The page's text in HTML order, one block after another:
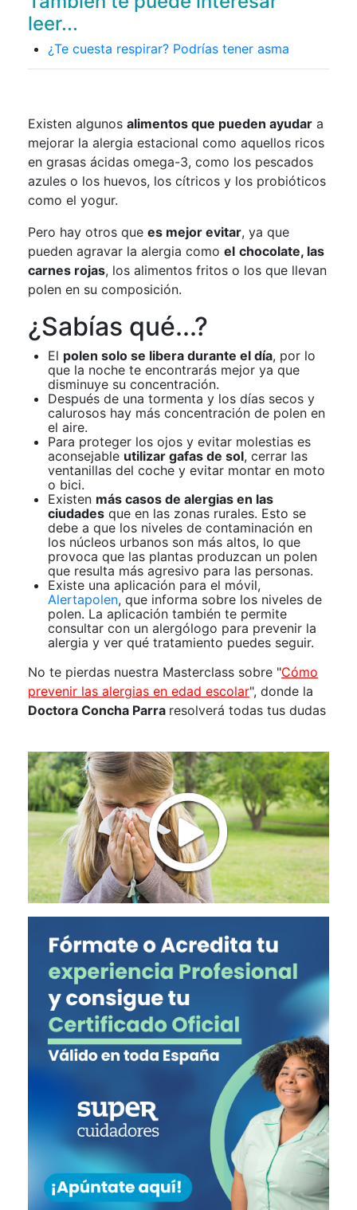
leer...
¿Te cuesta respirar? Podrías tener asma
Existen algunos alimentos que pueden ayudar a
mejorar la alergia estacional como aquellos ricos
en grasas ácidas omega-3, como los pescados
azules o los huevos, los cítricos y los probióticos
como el yogur.
Pero hay otros que es mejor evitar, ya que
pueden agravar la alergia como el chocolate, las
carnes rojas, los alimentos fritos o los que llevan
polen en su composición.
¿Sabías qué...?
El polen solo se libera durante el día, por lo
que la noche te encontrarás mejor ya que
disminuye su concentración.
Después de una tormenta y los días secos y
calurosos hay más concentración de polen en
el aire.
Para proteger los ojos y evitar molestias es
aconsejable utilizar gafas de sol, cerrar las
ventanillas del coche y evitar montar en moto
o bici.
Existen más casos de alergias en las
ciudades que en las zonas rurales. Esto se
debe a que los niveles de contaminación en
los núcleos urbanos son más altos, lo que
provoca que las plantas produzcan un polen
que resulta más agresivo para las personas.
Existe una aplicación para el móvil,
Alertapolen, que informa sobre los niveles de
polen. La aplicación también te permite
consultar con un alergólogo para prevenir la
alergia y ver qué tratamiento puedes seguir.
No te pierdas nuestra Masterclass sobre "Cómo
prevenir las alergias en edad escolar", donde la
Doctora Concha Parra resolverá todas tus dudas